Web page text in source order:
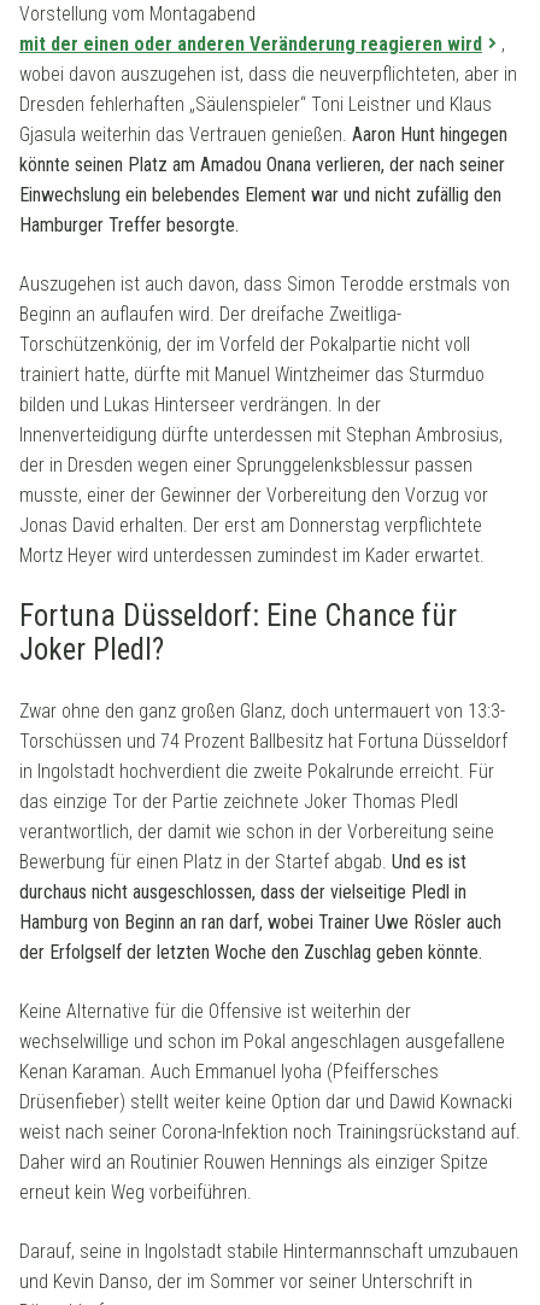
Vorstellung vom Montagabend
mit der einen oder anderen Veränderung reagieren wird
,
wobei davon auszugehen ist, dass die neuverpflichteten, aber in
Dresden fehlerhaften „Säulenspieler“ Toni Leistner und Klaus
Gjasula weiterhin das Vertrauen genießen. Aaron Hunt hingegen
könnte seinen Platz am Amadou Onana verlieren, der nach seiner
Einwechslung ein belebendes Element war und nicht zufällig den
Hamburger Treffer besorgte.
Auszugehen ist auch davon, dass Simon Terodde erstmals von
Beginn an auflaufen wird. Der dreifache Zweitliga-
Torschützenkönig, der im Vorfeld der Pokalpartie nicht voll
trainiert hatte, dürfte mit Manuel Wintzheimer das Sturmduo
bilden und Lukas Hinterseer verdrängen. In der
Innenverteidigung dürfte unterdessen mit Stephan Ambrosius,
der in Dresden wegen einer Sprunggelenksblessur passen
musste, einer der Gewinner der Vorbereitung den Vorzug vor
Jonas David erhalten. Der erst am Donnerstag verpflichtete
Mortz Heyer wird unterdessen zumindest im Kader erwartet.
Fortuna Düsseldorf: Eine Chance für
Joker Pledl?
Zwar ohne den ganz großen Glanz, doch untermauert von 13:3-
Torschüssen und 74 Prozent Ballbesitz hat Fortuna Düsseldorf
in Ingolstadt hochverdient die zweite Pokalrunde erreicht. Für
das einzige Tor der Partie zeichnete Joker Thomas Pledl
verantwortlich, der damit wie schon in der Vorbereitung seine
Bewerbung für einen Platz in der Startef abgab. Und es ist
durchaus nicht ausgeschlossen, dass der vielseitige Pledl in
Hamburg von Beginn an ran darf, wobei Trainer Uwe Rösler auch
der Erfolgself der letzten Woche den Zuschlag geben könnte.
Keine Alternative für die Offensive ist weiterhin der
wechselwillige und schon im Pokal angeschlagen ausgefallene
Kenan Karaman. Auch Emmanuel Iyoha (Pfeiffersches
Drüsenfieber) stellt weiter keine Option dar und Dawid Kownacki
weist nach seiner Corona-Infektion noch Trainingsrückstand auf.
Daher wird an Routinier Rouwen Hennings als einziger Spitze
erneut kein Weg vorbeiführen.
Darauf, seine in Ingolstadt stabile Hintermannschaft umzubauen
und Kevin Danso, der im Sommer vor seiner Unterschrift in